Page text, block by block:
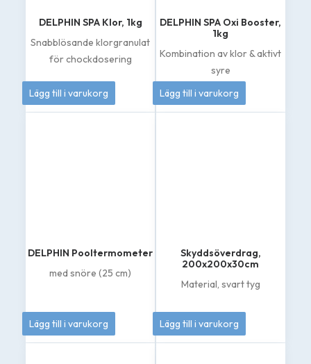
DELPHIN SPA Klor, 1kg
Snabblösande klorgranulat
för chockdosering
262kr
Lägg till i varukorg
DELPHIN SPA Oxi Booster,
1kg
Kombination av klor & aktivt
syre
389kr
Lägg till i varukorg
DELPHIN Pooltermometer
med snöre (25 cm)
60kr
Lägg till i varukorg
Skyddsöverdrag,
200x200x30cm
Material, svart tyg
895kr
Lägg till i varukorg